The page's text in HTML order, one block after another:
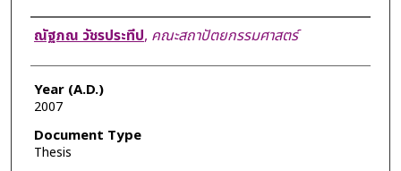
Author
ณัฐภณ วัชรประทีป, คณะสถาปัตยกรรมศาสตร์
Year (A.D.)
2007
Document Type
Thesis